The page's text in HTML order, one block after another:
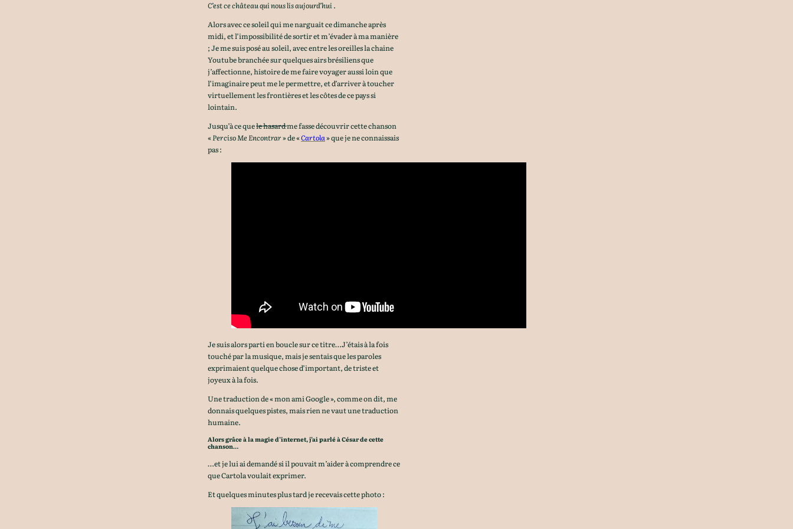
C’est ce château qui nous lis aujourd’hui.
Alors avec ce soleil qui me narguait ce dimanche après
midi, et l’impossibilité de sortir et m’évader à ma manière
; Je me suis posé au soleil, avec entre les oreilles la chaine
Youtube branchée sur quelques airs brésiliens que
j’affectionne, histoire de me faire voyager aussi loin que
l’imaginaire peut me le permettre, et d’arriver à toucher
virtuellement les frontières et les côtes de ce pays si
lointain.
Jusqu’à ce quele hasardme fasse découvrir cette chanson
«Perciso Me Encontrar» de «Cartola» que je ne connaissais
pas :
Je suis alors parti en boucle sur ce titre…J’étais à la fois
touché par la musique, mais je sentais que les paroles
exprimaient quelque chose d’important, de triste et
joyeux à la fois.
Une traduction de « mon ami Google », comme on dit, me
donnais quelques pistes, mais rien ne vaut une traduction
humaine.
Alors grâce à la magie d’internet, j’ai parlé à César de cette
chanson…
…et je lui ai demandé si il pouvait m’aider à comprendre ce
que Cartola voulait exprimer.
Et quelques minutes plus tard je recevais cette photo :